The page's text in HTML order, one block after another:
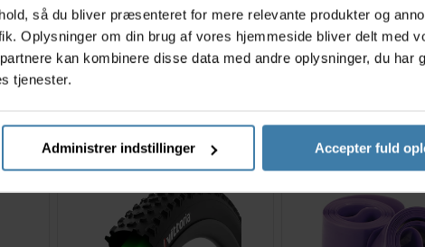
så du bliver præsenteret for mere relevante produkter og
Oplysninger om din brug af vores hjemmeside bliver delt med
kan kombinere disse data med andre oplysninger, du har
tjenester.
Administrer indstillinger Accepter fuld
nu
Vittoria Airliner Gravel 33-
40x622
Køb nu
5 på lager
Vittoria Airliner kit-
Str. 700 (25c-
Køb nu
På lager